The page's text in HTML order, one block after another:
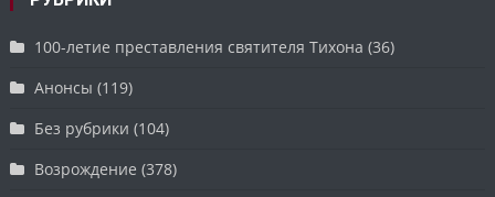
100-летие преставления святителя Тихона (36)
Анонсы (119)
Без рубрики (104)
Возрождение (378)